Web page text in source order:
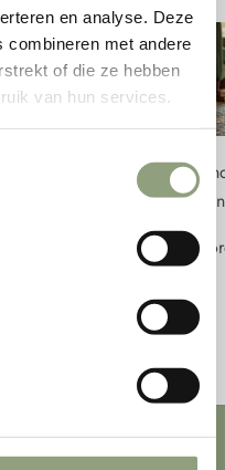
en analyse. Deze
combineren met andere
of die ze hebben
van hun services.
Read